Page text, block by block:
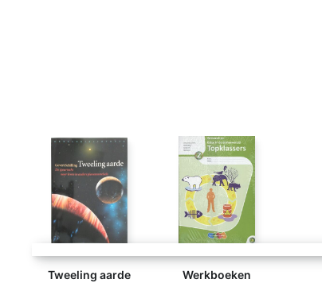
Tweeling aarde Werkboeken